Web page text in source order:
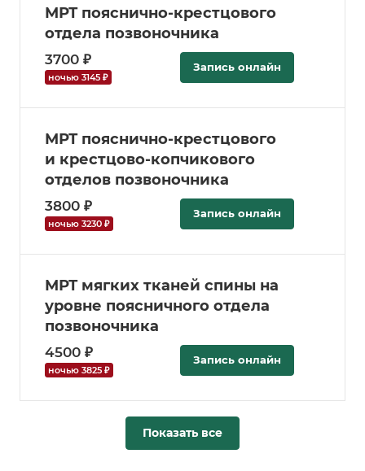
МРТ пояснично-крестцового
отдела позвоночника
3700 ₽
ночью 3145 ₽
Запись онлайн
МРТ пояснично-крестцового
и крестцово-копчикового
отделов позвоночника
3800 ₽
ночью 3230 ₽
Запись онлайн
МРТ мягких тканей спины на
уровне поясничного отдела
позвоночника
4500 ₽
ночью 3825 ₽
Запись онлайн
Показать все